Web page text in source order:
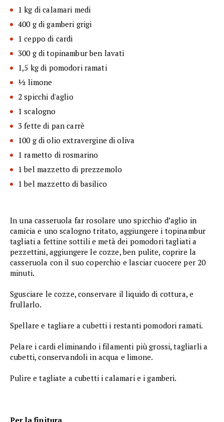
1 kg di calamari medi
400 g di gamberi grigi
1 ceppo di cardi
300 g di topinambur ben lavati
1,5 kg di pomodori ramati
½ limone
2 spicchi d'aglio
1 scalogno
3 fette di pan carrè
100 g di olio extravergine di oliva
1 rametto di rosmarino
1 bel mazzetto di prezzemolo
1 bel mazzetto di basilico
In una casseruola far rosolare uno spicchio d’aglio in
camicia e uno scalogno tritato, aggiungere i topinambur
tagliati a fettine sottili e metà dei pomodori tagliati a
pezzettini, aggiungere le cozze, ben pulite, coprire la
casseruola con il suo coperchio e lasciar cuocere per 20
minuti.
Sgusciare le cozze, conservare il liquido di cottura, e
frullarlo.
Spellare e tagliare a cubetti i restanti pomodori ramati.
Pelare i cardi eliminando i filamenti più grossi, tagliarli a
cubetti, conservandoli in acqua e limone.
Pulire e tagliate a cubetti i calamari e i gamberi.
Per la finitura